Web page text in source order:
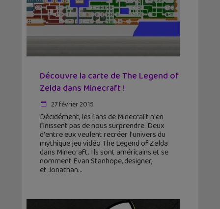
Découvre la carte de The Legend of
Zelda dans Minecraft !
27 février 2015
Décidément, les fans de Minecraft n'en
finissent pas de nous surprendre. Deux
d'entre eux veulent recréer l'univers du
mythique jeu vidéo The Legend of Zelda
dans Minecraft. Ils sont américains et se
nomment Evan Stanhope, designer,
et Jonathan